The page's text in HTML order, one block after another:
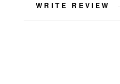
WRITE REVIEW